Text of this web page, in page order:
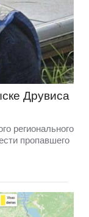
Друвиса
регионального
пропавшего